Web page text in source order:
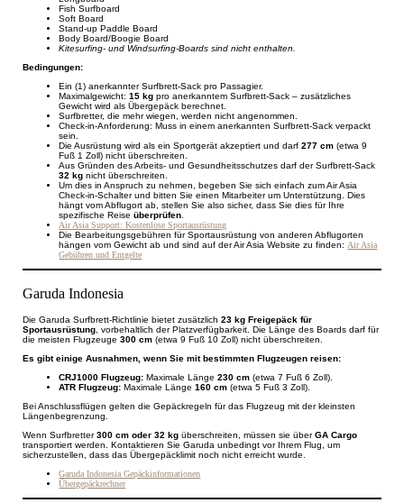
Fish Surfboard
Soft Board
Stand-up Paddle Board
Body Board/Boogie Board
Kitesurfing- und Windsurfing-Boards sind nicht enthalten.
Bedingungen:
Ein (1) anerkannter Surfbrett-Sack pro Passagier.
Maximalgewicht:15 kg pro anerkanntem Surfbrett-Sack – zusätzliches
Gewicht wird als Übergepäck berechnet.
Surfbretter, die mehr wiegen, werden nicht angenommen.
Check-in-Anforderung: Muss in einem anerkannten Surfbrett-Sack verpackt
sein.
Die Ausrüstung wird als ein Sportgerät akzeptiert und darf277 cm (etwa 9
Fuß 1 Zoll) nicht überschreiten.
Aus Gründen des Arbeits- und Gesundheitsschutzes darf der Surfbrett-Sack
32 kg nicht überschreiten.
Um dies in Anspruch zu nehmen, begeben Sie sich einfach zum Air Asia
Check-in-Schalter und bitten Sie einen Mitarbeiter um Unterstützung. Dies
hängt vom Abflugort ab, stellen Sie also sicher, dass Sie dies für Ihre
spezifische Reiseüberprüfen.
Air Asia Support: Kostenlose Sportausrüstung
Die Bearbeitungsgebühren für Sportausrüstung von anderen Abflugorten
hängen vom Gewicht ab und sind auf der Air Asia Website zu finden:Air Asia
Gebühren und Entgelte
Garuda Indonesia
Die Garuda Surfbrett-Richtlinie bietet zusätzlich23 kg Freigepäck für
Sportausrüstung , vorbehaltlich der Platzverfügbarkeit. Die Länge des Boards darf für
die meisten Flugzeuge300 cm (etwa 9 Fuß 10 Zoll) nicht überschreiten.
Es gibt einige Ausnahmen, wenn Sie mit bestimmten Flugzeugen reisen:
CRJ1000 Flugzeug: Maximale Länge230 cm (etwa 7 Fuß 6 Zoll).
ATR Flugzeug: Maximale Länge160 cm (etwa 5 Fuß 3 Zoll).
Bei Anschlussflügen gelten die Gepäckregeln für das Flugzeug mit der kleinsten
Längenbegrenzung.
Wenn Surfbretter300 cm oder 32 kg überschreiten, müssen sie überGA Cargo
transportiert werden. Kontaktieren Sie Garuda unbedingt vor Ihrem Flug, um
sicherzustellen, dass das Übergepäcklimit noch nicht erreicht wurde.
Garuda Indonesia Gepäckinformationen
Übergepäckrechner